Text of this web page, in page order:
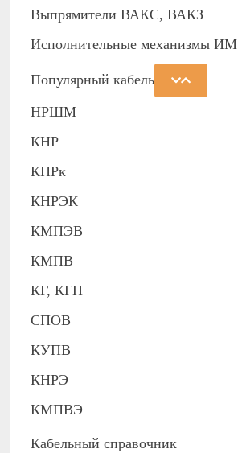
Выпрямители ВАКС, ВАКЗ
Исполнительные механизмы ИМ
Популярный кабель
НРШМ
КНР
КНРк
КНРЭК
КМПЭВ
КМПВ
КГ, КГН
СПОВ
КУПВ
КНРЭ
КМПВЭ
Кабельный справочник